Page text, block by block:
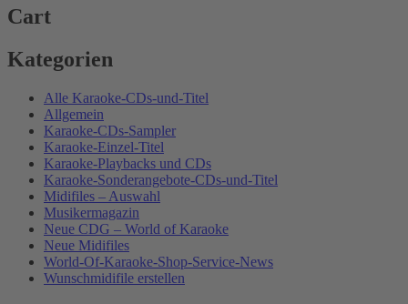
Cart
Kategorien
Alle Karaoke-CDs-und-Titel
Allgemein
Karaoke-CDs-Sampler
Karaoke-Einzel-Titel
Karaoke-Playbacks und CDs
Karaoke-Sonderangebote-CDs-und-Titel
Midifiles – Auswahl
Musikermagazin
Neue CDG – World of Karaoke
Neue Midifiles
World-Of-Karaoke-Shop-Service-News
Wunschmidifile erstellen